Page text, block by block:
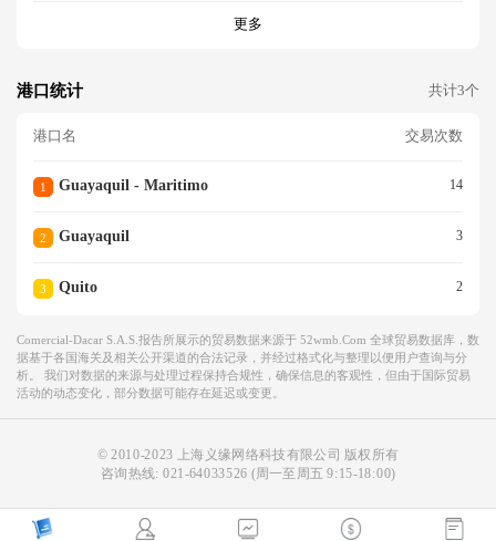
更多
港口统计 共计3个
港口名 交易次数
1 Guayaquil - Maritimo 14
2 Guayaquil 3
3 Quito 2
Comercial-Dacar S.a.s.报告所展示的贸易数据来源于 52wmb.com 全球贸易数据库，数
据基于各国海关及相关公开渠道的合法记录，并经过格式化与整理以便用户查询与分
析。 我们对数据的来源与处理过程保持合规性，确保信息的客观性，但由于国际贸易
活动的动态变化，部分数据可能存在延迟或变更。
© 2010-2023 上海义缘网络科技有限公司 版权所有
咨询热线:021-64033526 (周一至周五 9:15-18:00)